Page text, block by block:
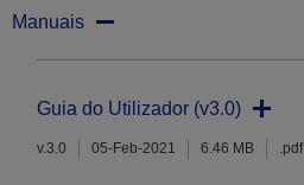
Manuais
Guia do Utilizador (v3.0)
v.3.0 05-Feb-2021 6.46 MB .pdf